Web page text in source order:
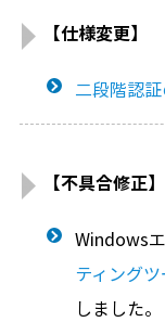
【仕様変更】
二段階認
【不具合修正】
Windows
ティング
しました。